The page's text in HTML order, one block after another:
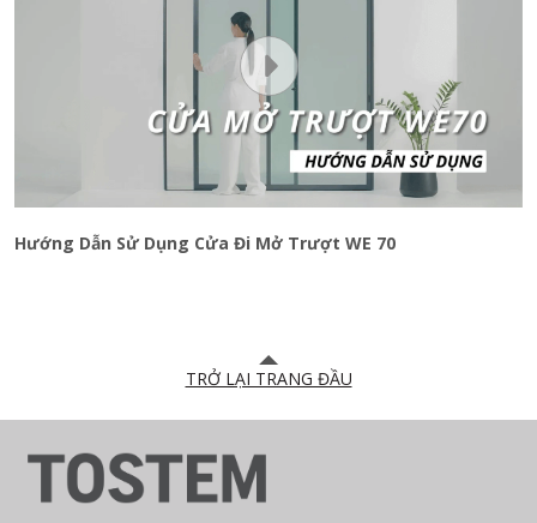
Hướng Dẫn Sử Dụng Cửa Đi Mở Trượt WE 70
TRỞ LẠI TRANG ĐẦU